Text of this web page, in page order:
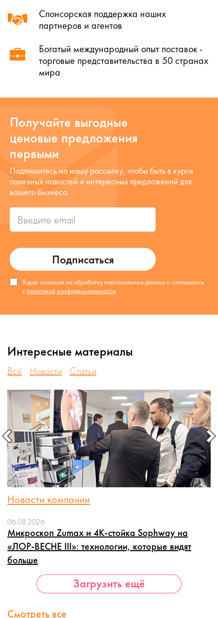
Спонсорская поддержка наших
партнеров и агентов
Богатый международный опыт поставок -
торговые представительства в 50 странах
мира
Получайте выгодные
ценовые предложения
первыми
Подписаться
Я даю согласие на обработку персональных данных и соглашаюсь
с политикой конфиденциальности
Подпишитесь на нашу рассылку, чтобы быть в курсе
полезных новостей и интересных предложений для
вашего бизнеса.
Интересные материалы
Всё Новости Статьи
Новости компании
06.08.2026
Микроскоп Zumax и 4K-стойка Sophway на
«ЛОР-ВЕСНЕ III»: технологии, которые видят
больше
Загрузить ещё
Смотреть все